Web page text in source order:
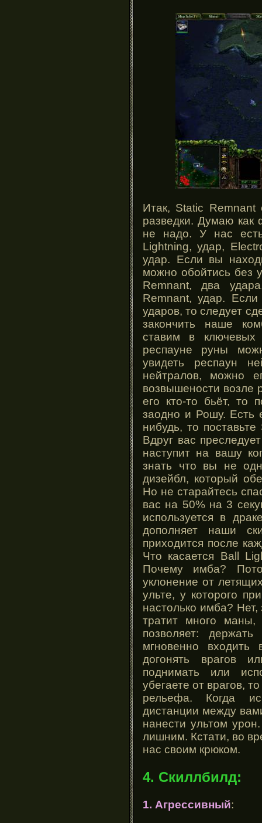
Итак, Static
разведки. Думаю как
не надо. У нас
Lightning, удар,
удар. Если вы
можно обойтись без
Remnant, два
Remnant, удар.
ударов, то следует
закончить наше
ставим в
респауне руны
увидеть респаун
нейтралов, можно
возвышености возле
его кто-то бьёт, то
заодно и Рошу. Есть
нибудь, то
Вдруг вас
наступит на вашу
знать что вы не
дизейбл, который
Но не старайтесь
вас на 50% на 3
используется в
дополняет наши
приходится после
Что касается Ball
Почему имба?
уклонение от
ульте, у которого
настолько имба? Нет,
тратит много
позволяет:
мгновенно
догонять врагов
поднимать или
убегаете от врагов,
рельефа. Когда
дистанции между
нанести ультом
лишним. Кстати, во
нас своим крюком.
4. Скиллбилд:
1. Агрессивный: